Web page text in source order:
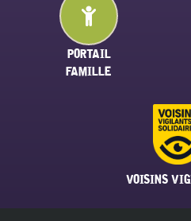
PORTAIL
FAMILLE
VOISINS